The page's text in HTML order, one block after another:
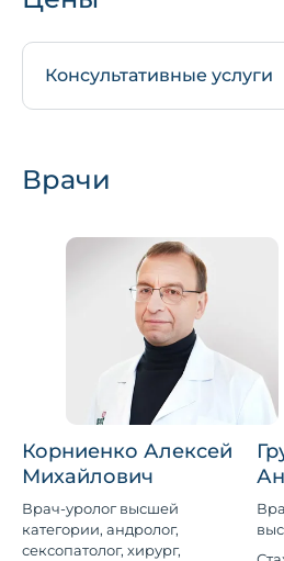
Консультативные услуги
Врачи
Корниенко Алексей
Михайлович
Врач-уролог высшей
категории, андролог,
сексопатолог, хирург,